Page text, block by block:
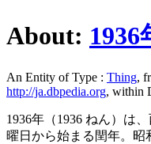
About: 1936
An Entity of Type : Thing,
http://ja.dbpedia.org, within
1936年（1936 ねん）は
曜日から始まる閏年。昭